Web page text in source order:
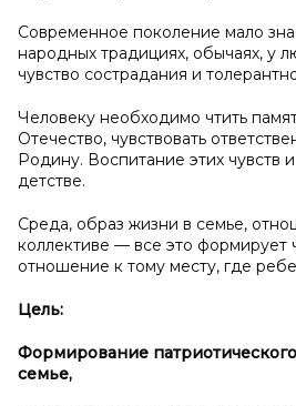
Современное поколение мало
народных традициях, обычаях, у
чувство сострадания и
Человеку необходимо чтить
Отечество, чувствовать
Родину. Воспитание этих чувств
детстве.
Среда, образ жизни в семье,
коллективе — все это формирует
отношение к тому месту, где
Цель:
Формирование
семье,